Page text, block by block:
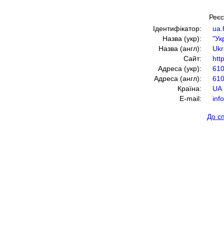
Ідентифікатор:
Назва (укр):
Назва (англ):
Сайт:
Адреса (укр):
Адреса (англ):
Країна:
UA
E-mail:
До